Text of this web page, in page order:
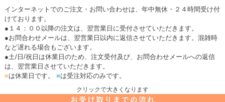
インターネットでのご注文・お問い合わせは、年中無休・２４時間受け付
けております。
●１４：００以降の注文は、翌営業日に受付させていただきます。
●お問合わせメールは、翌営業日以内に返信させていただきます。混雑時
など遅れる場合もございます。
●土/日/祝日は休業日のため、注文受付及び、お問合わせメールへの返信
は、翌営業日させていただきます。
■は休業日です。 ■は受注対応のみです。
クリックで大きくなります